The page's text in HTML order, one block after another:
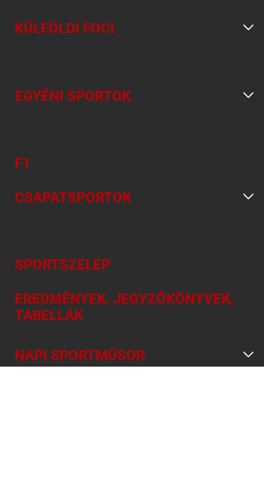
KÜLFÖLDI FOCI
EGYÉNI SPORTOK
F1
CSAPATSPORTOK
SPORTSZELEP
EREDMÉNYEK, JEGYZŐKÖNYVEK,
TABELLÁK
NAPI SPORTMŰSOR